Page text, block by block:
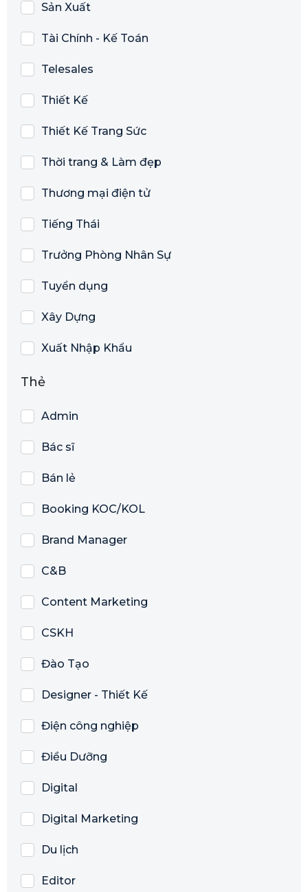
Sản Xuất
Tài Chính - Kế Toán
Telesales
Thiết Kế
Thiết Kế Trang Sức
Thời trang & Làm đẹp
Thương mại điện tử
Tiếng Thái
Trưởng Phòng Nhân Sự
Tuyển dụng
Xây Dựng
Xuất Nhập Khẩu
Thẻ
Admin
Bác sĩ
Bán lẻ
Booking KOC/KOL
Brand Manager
C&B
Content Marketing
CSKH
Đào Tạo
Designer - Thiết Kế
Điện công nghiệp
Điều Dưỡng
Digital
Digital Marketing
Du lịch
Editor